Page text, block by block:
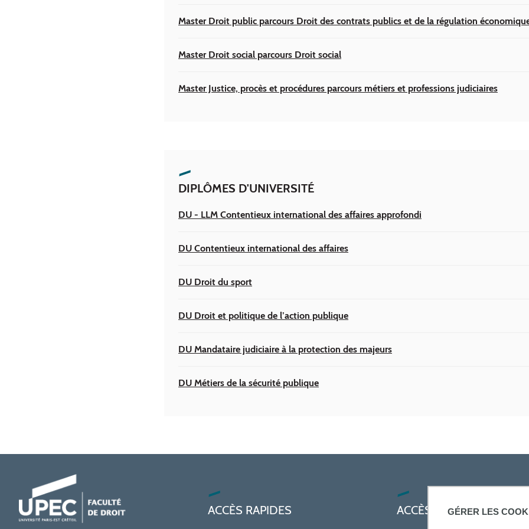
GÉRER LES
Master Droit public parcours Droit des contrats publics et de la régulation
Master Droit social parcours Droit social
Master Justice, procès et procédures parcours métiers et professions judiciaires
DIPLÔMES D'UNIVERSITÉ
DU - LLM Contentieux international des affaires approfondi
DU Contentieux international des affaires
DU Droit du sport
DU Droit et politique de l’action publique
DU Mandataire judiciaire à la protection des majeurs
DU Métiers de la sécurité publique
ACCÈS RAPIDES ACCÈS PRATIQUES